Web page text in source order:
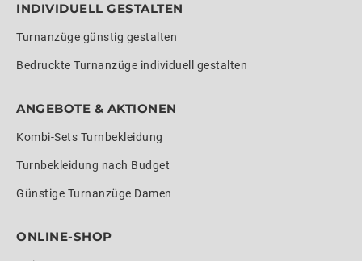
INDIVIDUELL GESTALTEN
Turnanzüge günstig gestalten
Bedruckte Turnanzüge individuell gestalten
ANGEBOTE & AKTIONEN
Kombi-Sets Turnbekleidung
Turnbekleidung nach Budget
Günstige Turnanzüge Damen
ONLINE-SHOP